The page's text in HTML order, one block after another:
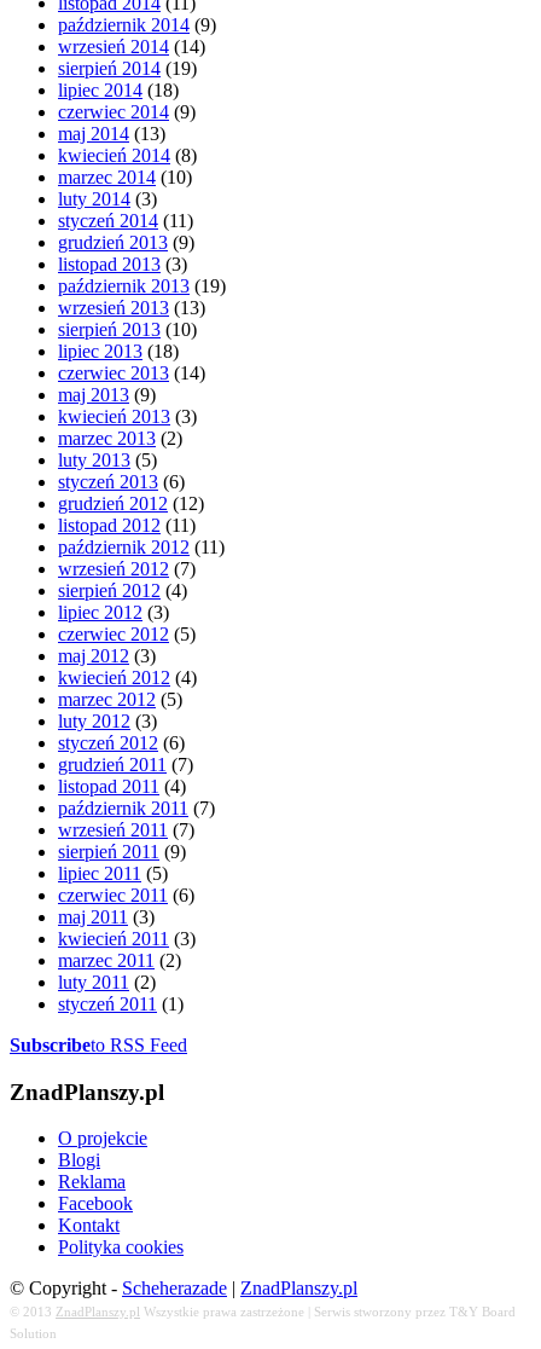
październik 2014 (9)
wrzesień 2014 (14)
sierpień 2014 (19)
lipiec 2014 (18)
czerwiec 2014 (9)
maj 2014 (13)
kwiecień 2014 (8)
marzec 2014 (10)
luty 2014 (3)
styczeń 2014 (11)
grudzień 2013 (9)
listopad 2013 (3)
październik 2013 (19)
wrzesień 2013 (13)
sierpień 2013 (10)
lipiec 2013 (18)
czerwiec 2013 (14)
maj 2013 (9)
kwiecień 2013 (3)
marzec 2013 (2)
luty 2013 (5)
styczeń 2013 (6)
grudzień 2012 (12)
listopad 2012 (11)
październik 2012 (11)
wrzesień 2012 (7)
sierpień 2012 (4)
lipiec 2012 (3)
czerwiec 2012 (5)
maj 2012 (3)
kwiecień 2012 (4)
marzec 2012 (5)
luty 2012 (3)
styczeń 2012 (6)
grudzień 2011 (7)
listopad 2011 (4)
październik 2011 (7)
wrzesień 2011 (7)
sierpień 2011 (9)
lipiec 2011 (5)
czerwiec 2011 (6)
maj 2011 (3)
kwiecień 2011 (3)
marzec 2011 (2)
luty 2011 (2)
styczeń 2011 (1)
Subscribeto RSS Feed
ZnadPlanszy.pl
O projekcie
Blogi
Reklama
Facebook
Kontakt
Polityka cookies
© Copyright - Scheherazade | ZnadPlanszy.pl
© 2013 ZnadPlanszy.pl Wszystkie prawa zastrzeżone | Serwis stworzony przez T&Y Board
Solution